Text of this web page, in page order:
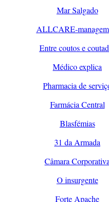
Mar Salgado
ALLCARE-
Entre coutos e
Médico explica
Pharmacia de
Farmácia Central
Blasfémias
31 da Armada
Câmara
O insurgente
Forte Apache